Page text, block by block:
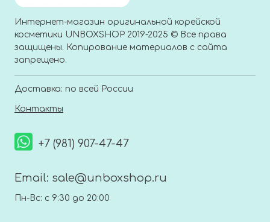
Интернет-магазин оригинальной корейской
косметики UNBOXSHOP 2019-2025 © Все права
защищены. Копирование материалов с сайта
запрещено.
Доставка: по всей России
Контакты
+7 (981) 907-47-47
Email: sale@unboxshop.ru
Пн-Вс: с 9:30 до 20:00